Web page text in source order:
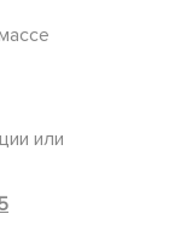
или